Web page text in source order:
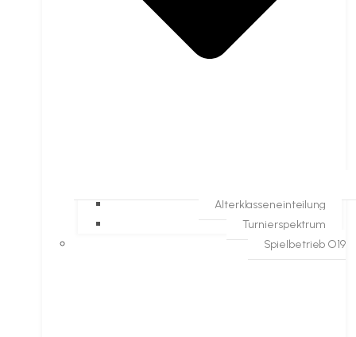
Alterklasseneinteilung
Turnierspektrum
Spielbetrieb O19